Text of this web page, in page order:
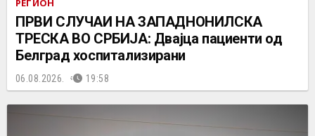
РЕГИОН
ПРВИ СЛУЧАИ НА ЗАПАДНОНИЛСКА
ТРЕСКА ВО СРБИЈА: Двајца пациенти од
Белград хоспитализирани
06.08.2026. 19:58